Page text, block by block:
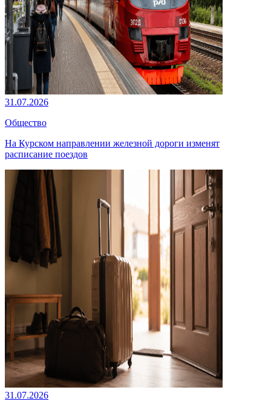
31.07.2026
Общество
На Курском направлении железной дороги изменят
расписание поездов
31.07.2026